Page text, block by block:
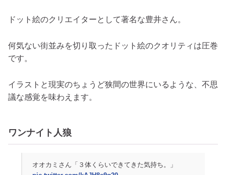
ドット絵のクリエイターとして著名な豊井さん。
何気ない街並みを切り取ったドット絵のクオリティは圧巻
です。
イラストと現実のちょうど狭間の世界にいるような、不思
議な感覚を味わえます。
ワンナイト人狼
オオカミさん「３体くらいできてきた気持ち。」